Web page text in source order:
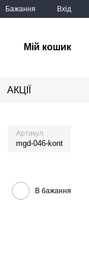
Бажання Вхід
Мій кошик
АКЦІЇ
Артикул
mgd-046-kont
В бажання